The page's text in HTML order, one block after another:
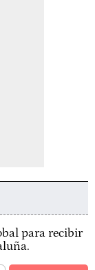
para recibir